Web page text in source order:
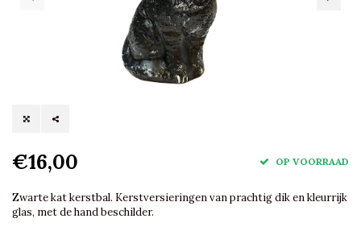
€16,00 OP VOORRAAD
Zwarte kat kerstbal. Kerstversieringen van prachtig dik en kleurrijk
glas, met de hand beschilder.